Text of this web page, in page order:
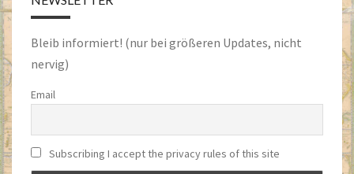
Bleib informiert! (nur bei größeren Updates, nicht
nervig)
Email
Subscribing I accept the privacy rules of this site